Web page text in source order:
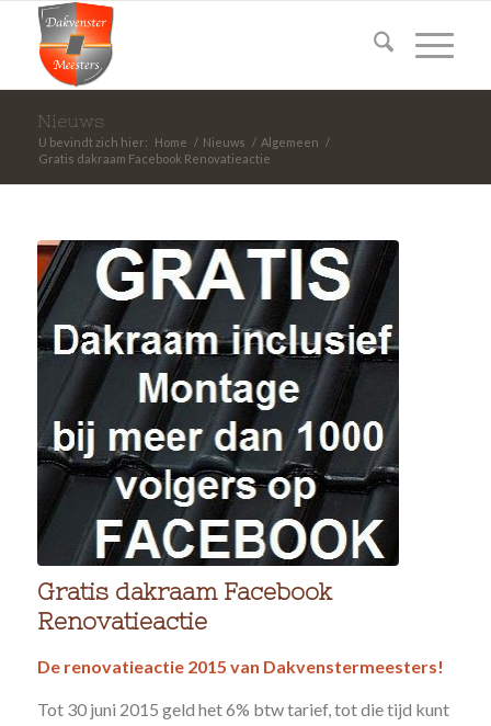
Nieuws
U bevindt zich hier: Home / Nieuws / Algemeen /
Gratis dakraam Facebook Renovatieactie
Gratis dakraam Facebook
Renovatieactie
De renovatieactie 2015 van Dakvenstermeesters!
Tot 30 juni 2015 geld het 6% btw tarief, tot die tijd kunt